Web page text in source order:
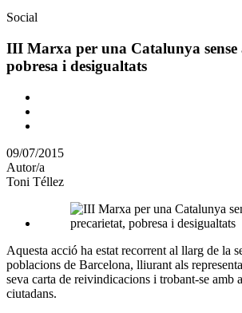
Àmbit
la
notícia
Social
III Marxa per una Catalunya sense
pobresa i desigualtats
Comparteix
altres
xarxes
socials
09/07/2015
Autor/a
Toni Téllez
Aquesta acció ha estat recorrent al llarg de la
poblacions de Barcelona, lliurant als
seva carta de reivindicacions i trobant-se amb
ciutadans.